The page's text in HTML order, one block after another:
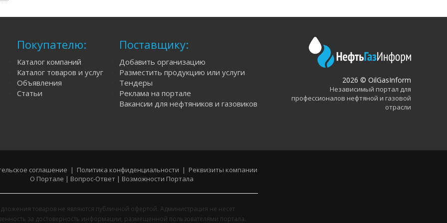
Покупателю:
Каталог компаний
Каталог товаров и услуг
Объявления
Статьи
Поставщику:
Добавить организацию
Разместить продукцию или услуги
Тендеры
Реклама на портале
Вакансии для нефтяников и газовиков
2026 © OilGasInform
Независимый портал для
профессионалов нефтяной и газовой
отрасли
соглашение | Политика конфиденциальности | Реквизиты компании
О Портале | Вопрос-Ответ | Возможности Портала
товаров не являются публичной офертой. Администрация не несет
за достоверность информации, размещенной пользователями портала.